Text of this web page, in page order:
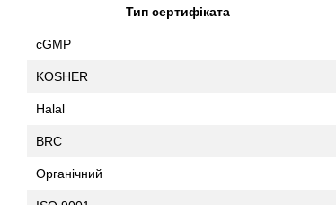
Тип сертифіката
cGMP
KOSHER
Halal
BRC
Органічний